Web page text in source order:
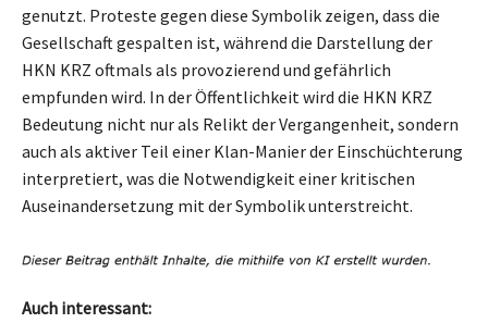
genutzt. Proteste gegen diese Symbolik zeigen, dass die
Gesellschaft gespalten ist, während die Darstellung der
HKN KRZ oftmals als provozierend und gefährlich
empfunden wird. In der Öffentlichkeit wird die HKN KRZ
Bedeutung nicht nur als Relikt der Vergangenheit, sondern
auch als aktiver Teil einer Klan-Manier der Einschüchterung
interpretiert, was die Notwendigkeit einer kritischen
Auseinandersetzung mit der Symbolik unterstreicht.
Auch interessant: